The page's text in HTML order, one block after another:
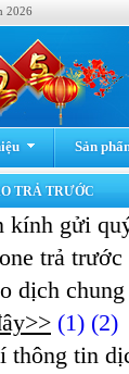
2026
Sản
TRẢ TRƯỚC
gửi
trả trước
dịch
(1) (2)
thông tin